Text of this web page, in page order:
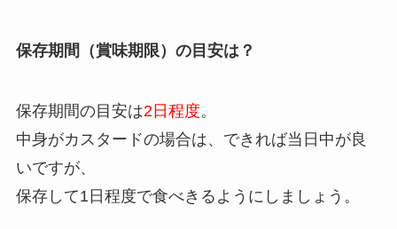
保存期間（賞味期限）の目安は？
保存期間の目安は2日程度。
中身がカスタードの場合は、できれば当日中が良
いですが、
保存して1日程度で食べきるようにしましょう。